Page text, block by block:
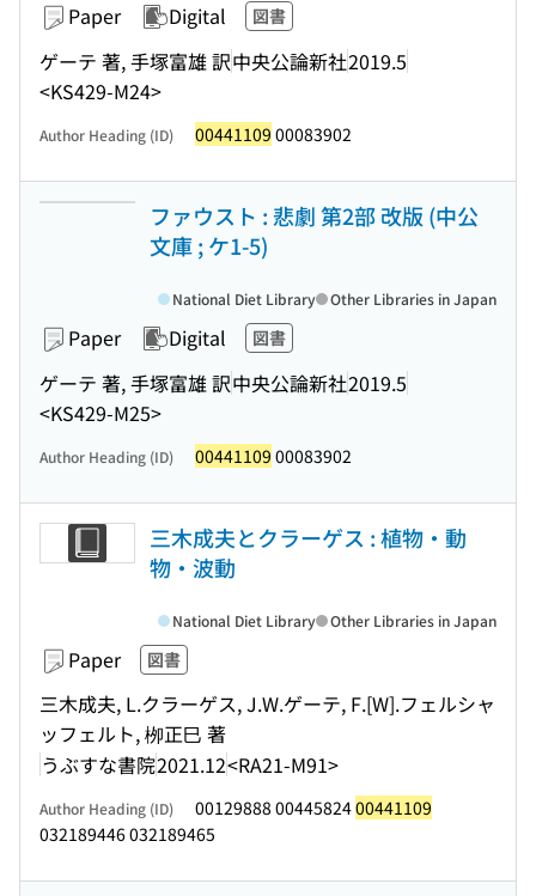
Paper Digital 図書
ゲーテ 著, 手塚富雄 訳中央公論新社2019.5
<KS429-M24>
Author Heading (ID) 00441109 00083902
ファウスト : 悲劇 第2部 改版 (中公
文庫 ; ケ1-5)
Paper Digital 図書
ゲーテ 著, 手塚富雄 訳中央公論新社2019.5
<KS429-M25>
National Diet Library Other Libraries in Japan
Author Heading (ID) 00441109 00083902
三木成夫とクラーゲス : 植物・動
物・波動
Paper 図書
三木成夫, L.クラーゲス, J.W.ゲーテ, F.[W].フェルシャ
ッフェルト, 栁正巳 著
うぶすな書院2021.12<RA21-M91>
National Diet Library Other Libraries in Japan
Author Heading (ID) 00129888 0044582400441109
032189446 032189465